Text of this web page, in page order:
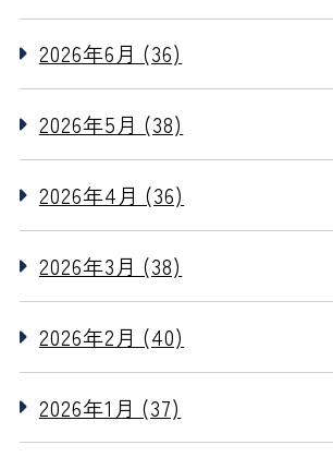
2026年6月 (36)
2026年5月 (38)
2026年4月 (36)
2026年3月 (38)
2026年2月 (40)
2026年1月 (37)